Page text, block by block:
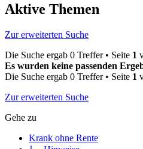
Aktive Themen
Zur erweiterten Suche
Die Suche ergab 0 Treffer • Seite 1
Es wurden keine passenden
Die Suche ergab 0 Treffer • Seite 1
Zur erweiterten Suche
Gehe zu
Krank ohne Rente